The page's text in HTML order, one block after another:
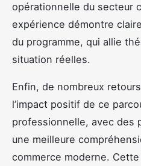
opérationnelle du secteur
expérience démontre
du programme, qui allie
situation réelles.
Enfin, de nombreux
l’impact positif de ce
professionnelle, avec des
une meilleure
commerce moderne.